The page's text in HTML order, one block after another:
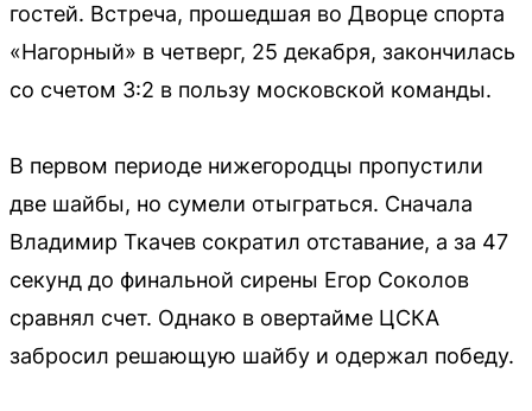
гостей. Встреча, прошедшая во Дворце спорта
«Нагорный» в четверг, 25 декабря, закончилась
со счетом 3:2 в пользу московской команды.
В первом периоде нижегородцы пропустили
две шайбы, но сумели отыграться. Сначала
Владимир Ткачев сократил отставание, а за 47
секунд до финальной сирены Егор Соколов
сравнял счет. Однако в овертайме ЦСКА
забросил решающую шайбу и одержал победу.